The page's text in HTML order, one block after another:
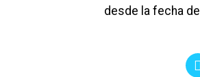
desde la fecha